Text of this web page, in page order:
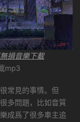
損音樂下載
mp3
常見的事情。但
多問題，比如音質
成爲了很多車主追